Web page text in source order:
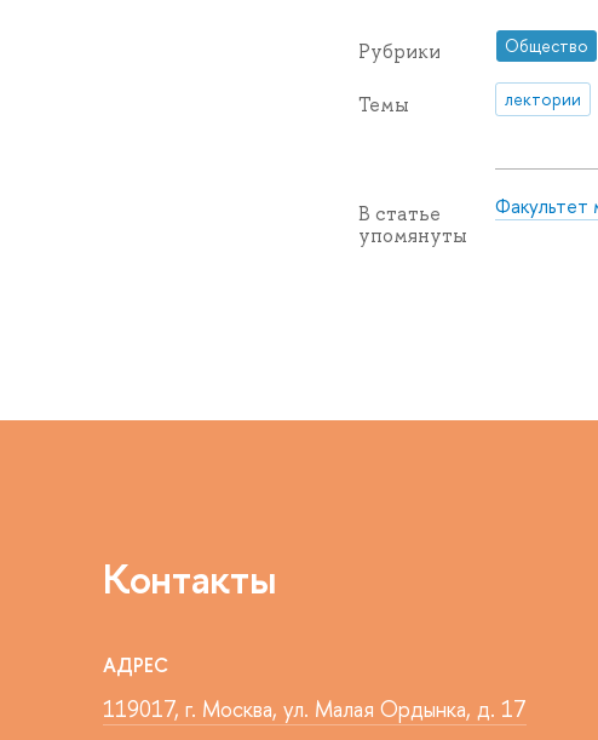
Рубрики Общество
Темы лектории
В статье
упомянуты
Факультет
Контакты
АДРЕС
119017, г. Москва, ул. Малая Ордынка, д. 17